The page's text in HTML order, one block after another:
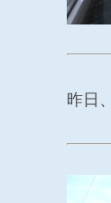
昨日